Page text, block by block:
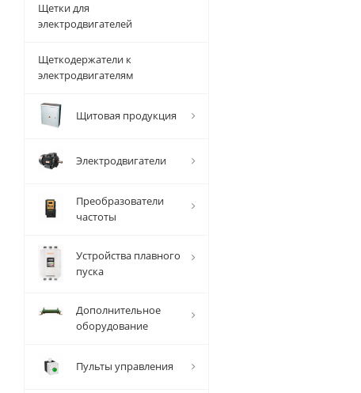
Щетки для
электродвигателей
Щеткодержатели к
электродвигателям
Щитовая продукция
Электродвигатели
Преобразователи
частоты
Устройства плавного
пуска
Дополнительное
оборудование
Пульты управления